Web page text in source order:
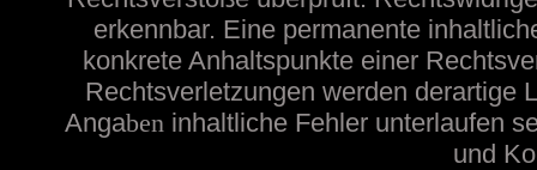
erkennbar. Eine permanente
konkrete Anhaltspunkte einer
Rechtsverletzungen werden derartige
Angaben inhaltliche Fehler unterlaufen
und